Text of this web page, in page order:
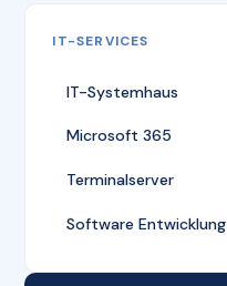
IT-SERVICES
IT-Systemhaus
Microsoft 365
Terminalserver
Software Entwicklung